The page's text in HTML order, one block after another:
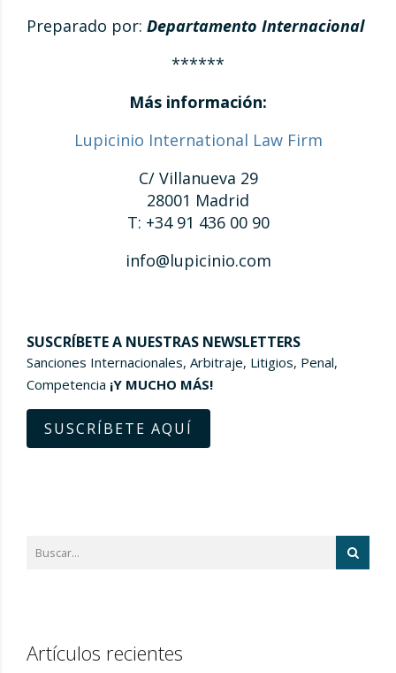
Preparado por: Departamento Internacional
******
Más información:
Lupicinio International Law Firm
C/ Villanueva 29
28001 Madrid
T: +34 91 436 00 90
info@lupicinio.com
SUSCRÍBETE A NUESTRAS NEWSLETTERS
Sanciones Internacionales, Arbitraje, Litigios, Penal,
Competencia ¡Y MUCHO MÁS!
SUSCRÍBETE AQUÍ
Artículos recientes